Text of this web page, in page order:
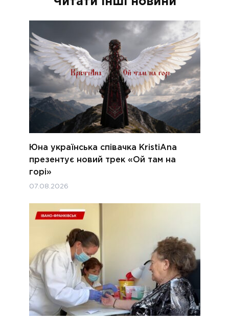
Юна українська співачка KristiAna
презентує новий трек «Ой там на
горі»
07.08.2026